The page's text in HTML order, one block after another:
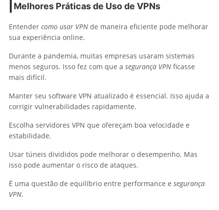
Melhores Práticas de Uso de VPNs
Entender como usar VPN de maneira eficiente pode melhorar
sua experiência online.
Durante a pandemia, muitas empresas usaram sistemas
menos seguros. Isso fez com que a segurança VPN ficasse
mais difícil.
Manter seu software VPN atualizado é essencial. Isso ajuda a
corrigir vulnerabilidades rapidamente.
Escolha servidores VPN que ofereçam boa velocidade e
estabilidade.
Usar túneis divididos pode melhorar o desempenho. Mas
isso pode aumentar o risco de ataques.
É uma questão de equilíbrio entre performance e segurança
VPN.